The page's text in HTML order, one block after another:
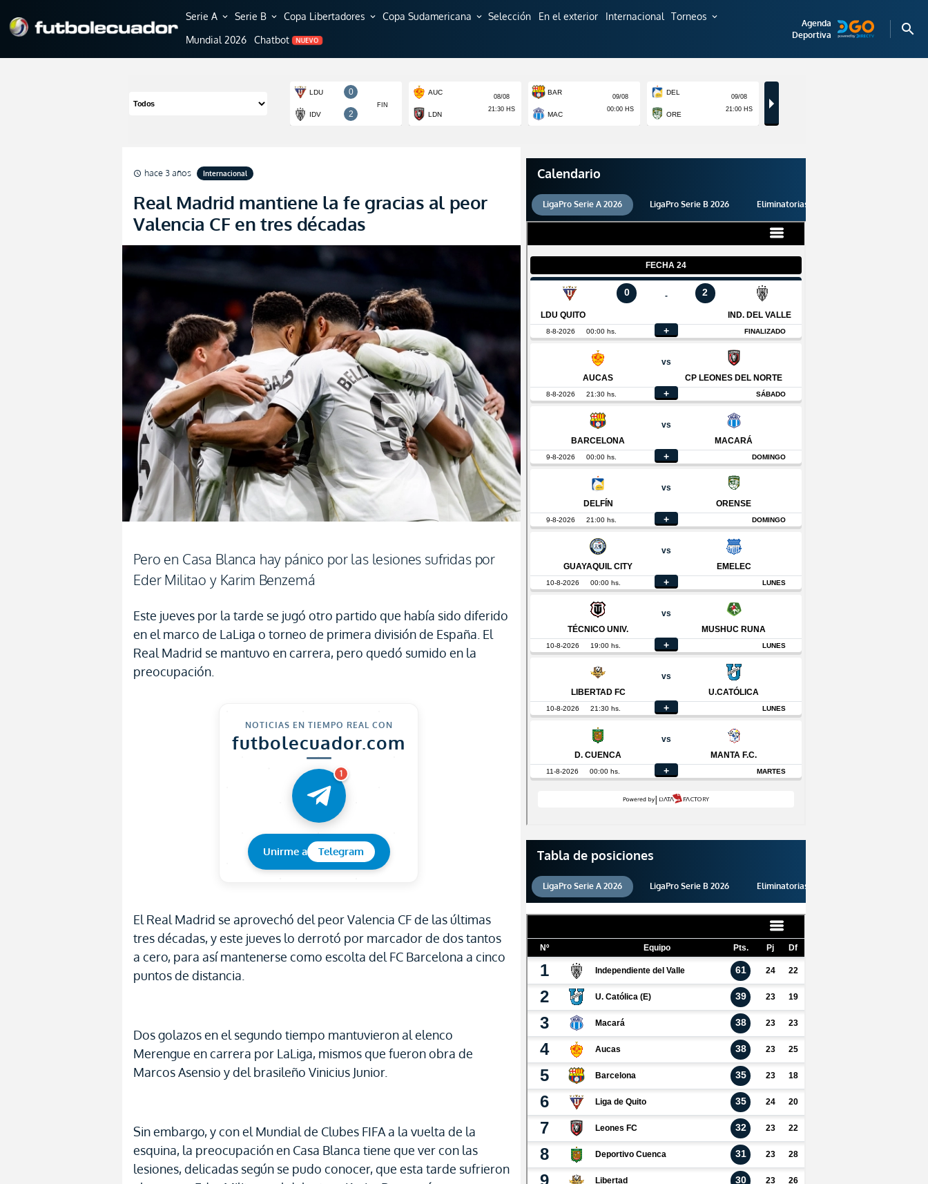
Serie A expand_more Serie B expand_more Copa Libertadores expand_more Copa Sudamericana expand_more Selección En el exterior Internacional Torneos expand_more
Mundial 2026 Chatbot NUEVO
Agenda
Deportiva
search
schedule hace 3 años Internacional
Real Madrid mantiene la fe gracias al peor
Valencia CF en tres décadas
Pero en Casa Blanca hay pánico por las lesiones sufridas por
Eder Militao y Karim Benzemá
Este jueves por la tarde se jugó otro partido que había sido diferido
en el marco de LaLiga o torneo de primera división de España. El
Real Madrid se mantuvo en carrera, pero quedó sumido en la
preocupación.
NOTICIAS EN TIEMPO REAL CON
futbolecuador.com
1
Unirme a Telegram
El Real Madrid se aprovechó del peor Valencia CF de las últimas
tres décadas, y este jueves lo derrotó por marcador de dos tantos
a cero, para así mantenerse como escolta del FC Barcelona a cinco
puntos de distancia.
Dos golazos en el segundo tiempo mantuvieron al elenco
Merengue en carrera por LaLiga, mismos que fueron obra de
Marcos Asensio y del brasileño Vinicius Junior.
Sin embargo, y con el Mundial de Clubes FIFA a la vuelta de la
esquina, la preocupación en Casa Blanca tiene que ver con las
lesiones, delicadas según se pudo conocer, que esta tarde sufrieron
Calendario
LigaPro Serie A 2026 LigaPro Serie B 2026 Eliminatorias 2026
Tabla de posiciones
LigaPro Serie A 2026 LigaPro Serie B 2026 Eliminatorias 2026